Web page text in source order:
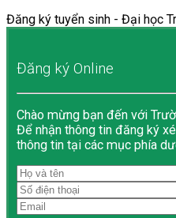
Đăng ký tuyển sinh - Đại học
Đăng ký Online
Chào mừng bạn đến với
Để nhận thông tin đăng ký
thông tin tại các mục phía